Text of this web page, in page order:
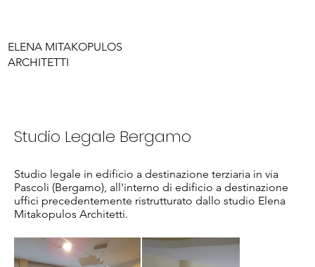
ELENA MITAKOPULOS
ARCHITETTI
Studio Legale Bergamo
Studio legale in edificio a destinazione terziaria in via
Pascoli (Bergamo), all'interno di edificio a destinazione
uffici precedentemente ristrutturato dallo studio Elena
Mitakopulos Architetti.